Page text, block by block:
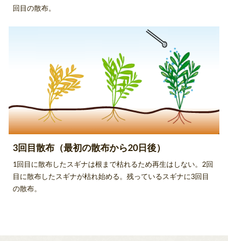
回目の散布。
3回目散布（最初の散布から20日後）
1回目に散布したスギナは根まで枯れるため再生はしない。2回
目に散布したスギナが枯れ始める。残っているスギナに3回目
の散布。